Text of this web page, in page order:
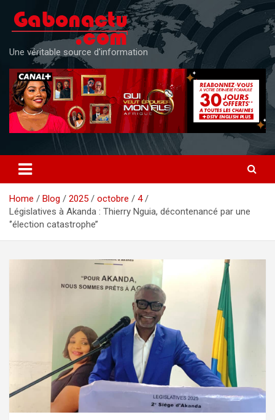
content
Une véritable source d'information
Home Blog 2025 octobre
4
Législatives à Akanda : Thierry Nguia, décontenancé par une
‘’élection catastrophe’’